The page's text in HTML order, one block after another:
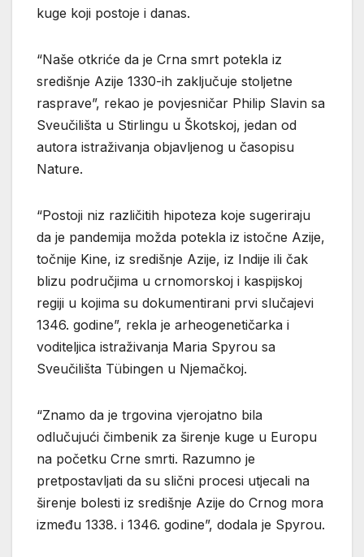
kuge koji postoje i danas.
“Naše otkriće da je Crna smrt potekla iz
središnje Azije 1330-ih zaključuje stoljetne
rasprave”, rekao je povjesničar Philip Slavin sa
Sveučilišta u Stirlingu u Škotskoj, jedan od
autora istraživanja objavljenog u časopisu
Nature.
“Postoji niz različitih hipoteza koje sugeriraju
da je pandemija možda potekla iz istočne Azije,
točnije Kine, iz središnje Azije, iz Indije ili čak
blizu područjima u crnomorskoj i kaspijskoj
regiji u kojima su dokumentirani prvi slučajevi
1346. godine”, rekla je arheogenetičarka i
voditeljica istraživanja Maria Spyrou sa
Sveučilišta Tübingen u Njemačkoj.
“Znamo da je trgovina vjerojatno bila
odlučujući čimbenik za širenje kuge u Europu
na početku Crne smrti. Razumno je
pretpostavljati da su slični procesi utjecali na
širenje bolesti iz središnje Azije do Crnog mora
između 1338. i 1346. godine”, dodala je Spyrou.